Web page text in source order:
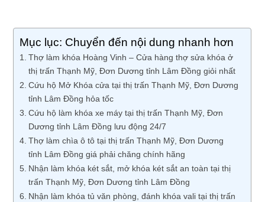
Mục lục: Chuyển đến nội dung nhanh hơn
Thợ làm khóa Hoàng Vinh – Cửa hàng thợ sửa khóa ở
thị trấn Thạnh Mỹ, Đơn Dương tỉnh Lâm Đồng giỏi nhất
Cứu hộ Mở Khóa cửa tại thị trấn Thạnh Mỹ, Đơn Dương
tỉnh Lâm Đồng hỏa tốc
Cứu hộ làm khóa xe máy tại thị trấn Thạnh Mỹ, Đơn
Dương tỉnh Lâm Đồng lưu động 24/7
Thợ làm chìa ô tô tại thị trấn Thạnh Mỹ, Đơn Dương
tỉnh Lâm Đồng giá phải chăng chính hãng
Nhận làm khóa két sắt, mở khóa két sắt an toàn tại thị
trấn Thạnh Mỹ, Đơn Dương tỉnh Lâm Đồng
Nhận làm khóa tủ văn phòng, đánh khóa vali tại thị trấn